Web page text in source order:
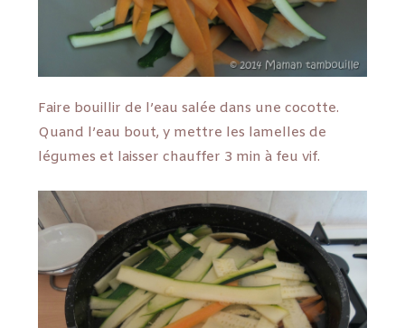
Faire bouillir de l’eau salée dans une cocotte.
Quand l’eau bout, y mettre les lamelles de
légumes et laisser chauffer 3 min à feu vif.